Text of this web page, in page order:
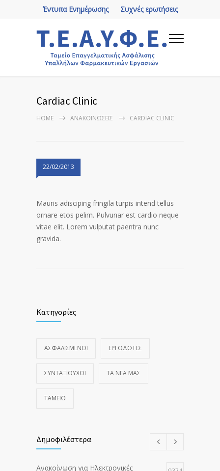
Συχνές ερωτήσεις
Έντυπα Ενημέρωσης
Cardiac Clinic
HOME ΑΝΑΚΟΙΝΏΣΕΙΣ CARDIAC CLINIC
22/02/2013
Mauris adisciping fringila turpis intend tellus
ornare etos pelim. Pulvunar est cardio neque
vitae elit. Lorem vulputat paentra nunc
gravida.
Κατηγορίες
ΑΣΦΑΛΙΣΜΕΝΟΙ ΕΡΓΟΔΟΤΕΣ
ΣΥΝΤΑΞΙΟΥΧΟΙ ΤΑ ΝΈΑ ΜΑΣ
ΤΑΜΕΙΟ
Δημοφιλέστερα
Ανακοίνωση για Ηλεκτρονικές